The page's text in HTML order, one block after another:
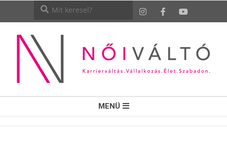
NŐI
VÁLTÓ
MENÜ